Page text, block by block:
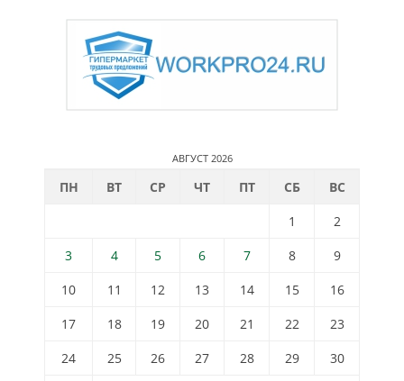
АВГУСТ 2026
ПН ВТ СР ЧТ ПТ СБ
ВС
1
2
3
4 5 6 7 8
9
10
11 12 13 14 15
16
17
18 19 20 21 22
23
24
25 26 27 28 29
30